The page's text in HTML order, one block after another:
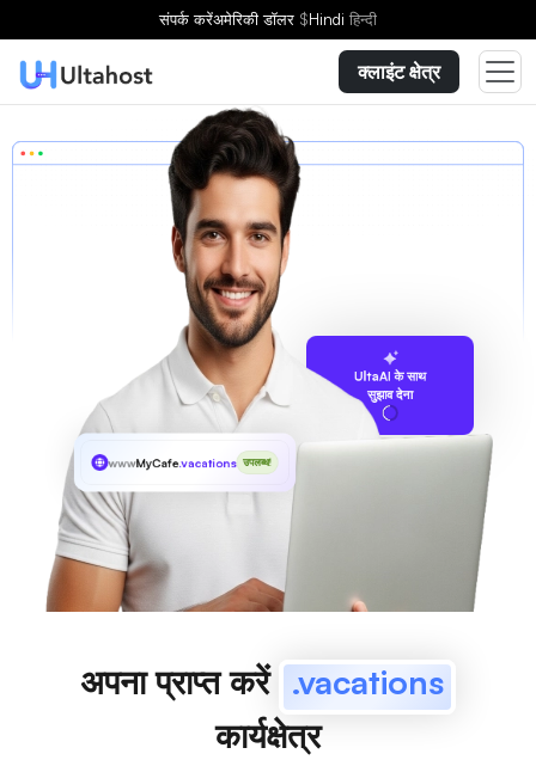
संपर्क करेंअमेरिकी डॉलर $Hindi हिन्दी
क्लाइंट क्षेत्र
UltaAI के साथ
सुझाव देना
wwwMyCafe.vacations उपलब्ध!
अपना प्राप्त करें .vacations
कार्यक्षेत्र